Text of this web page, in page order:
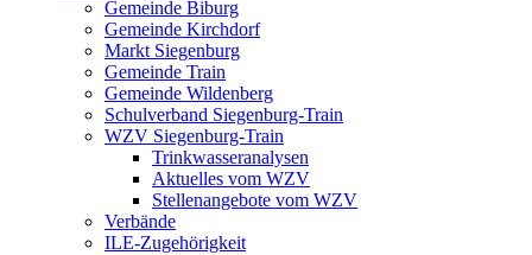
Gemeinde Biburg
Gemeinde Kirchdorf
Markt Siegenburg
Gemeinde Train
Gemeinde Wildenberg
Schulverband Siegenburg-Train
WZV Siegenburg-Train
Trinkwasseranalysen
Aktuelles vom WZV
Stellenangebote vom WZV
Verbände
ILE-Zugehörigkeit